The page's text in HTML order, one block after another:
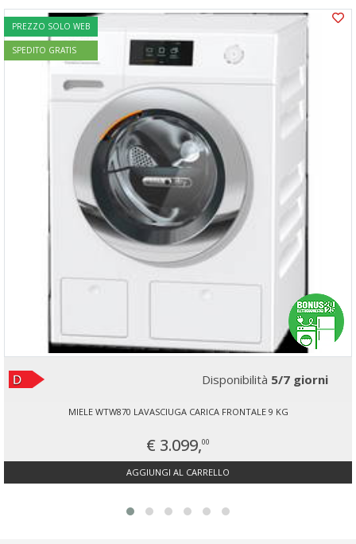
PREZZO SOLO WEB
SPEDITO GRATIS
Disponibilità 5/7 giorni
MIELE WTW870 LAVASCIUGA CARICA FRONTALE 9 KG
€ 3.099,00
AGGIUNGI AL CARRELLO